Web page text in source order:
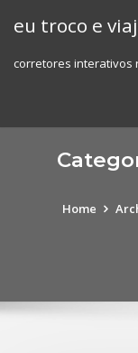
eu troco e
corretores interativos
Home